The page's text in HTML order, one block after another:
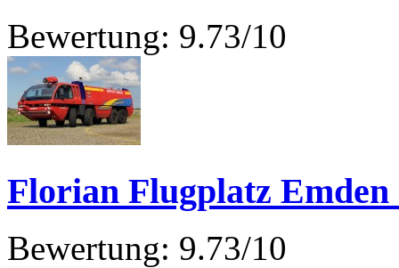
Bewertung: 9.73/10
Florian Flugplatz Emden
Bewertung: 9.73/10